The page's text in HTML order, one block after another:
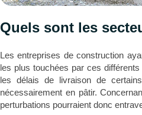
Quels sont les
Les entreprises de construction
les plus touchées par ces
les délais de livraison de
nécessairement en pâtir.
perturbations pourraient donc